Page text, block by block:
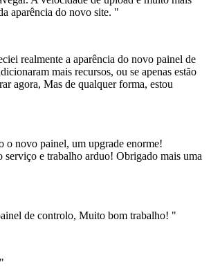
aparência do novo site. "
realmente a aparência do novo painel de
mais recursos, ou se apenas estão
agora, Mas de qualquer forma, estou
o novo painel, um upgrade enorme!
serviço e trabalho arduo! Obrigado mais uma
de controlo, Muito bom trabalho! "